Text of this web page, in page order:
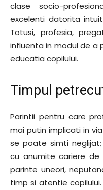
clase socio-
excelenti datorita
Totusi, profesia,
influenta in modul de a
educatia copilului.
Timpul
Parintii pentru care
mai putin implicati in
se poate simti
cu anumite cariere
parinte uneori,
timp si atentie